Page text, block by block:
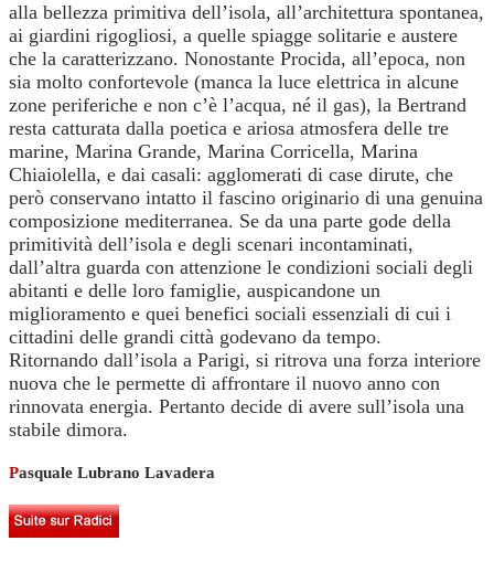
alla bellezza primitiva dell’isola, all’architettura spontanea,
ai giardini rigogliosi, a quelle spiagge solitarie e austere
che la caratterizzano. Nonostante Procida, all’epoca, non
sia molto confortevole (manca la luce elettrica in alcune
zone periferiche e non c’è l’acqua, né il gas), la Bertrand
resta catturata dalla poetica e ariosa atmosfera delle tre
marine, Marina Grande, Marina Corricella, Marina
Chiaiolella, e dai casali: agglomerati di case dirute, che
però conservano intatto il fascino originario di una genuina
composizione mediterranea. Se da una parte gode della
primitività dell’isola e degli scenari incontaminati,
dall’altra guarda con attenzione le condizioni sociali degli
abitanti e delle loro famiglie, auspicandone un
miglioramento e quei benefici sociali essenziali di cui i
cittadini delle grandi città godevano da tempo.
Ritornando dall’isola a Parigi, si ritrova una forza interiore
nuova che le permette di affrontare il nuovo anno con
rinnovata energia. Pertanto decide di avere sull’isola una
stabile dimora.
Pasquale Lubrano Lavadera